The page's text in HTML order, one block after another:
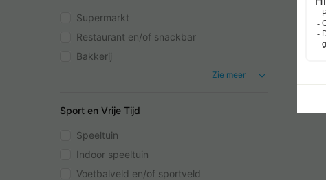
Supermarkt
Restaurant en/of snackbar
Bakkerij
Zie meer
Sport en Vrije Tijd
Speeltuin
Indoor speeltuin
Voetbalveld en/of sportveld